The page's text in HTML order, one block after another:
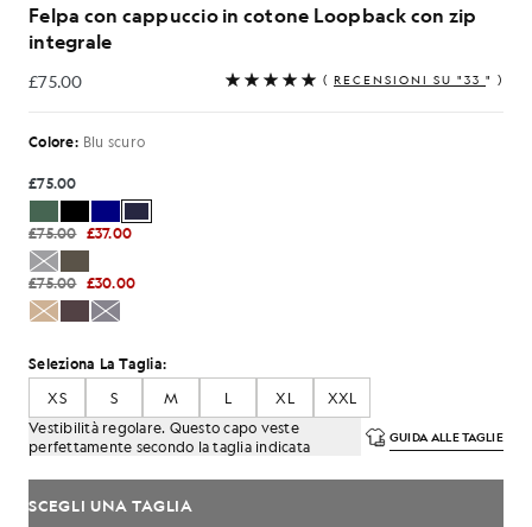
Felpa con cappuccio in cotone Loopback con zip
integrale
£75.00
£75.00 ( RECENSIONI SU "33 " )
Colore: Blu scuro
£75.00
£75.00 £37.00
£75.00 £30.00
Seleziona La Taglia:
XS
S M L XL
XXL
Vestibilità regolare. Questo capo veste
perfettamente secondo la taglia indicata
GUIDA ALLE TAGLIE
SCEGLI UNA TAGLIA